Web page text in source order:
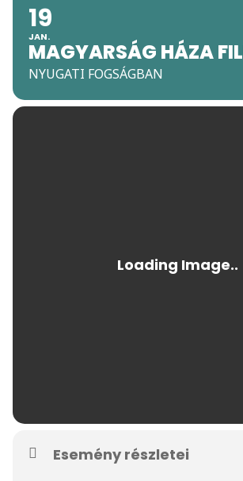
19
JAN.
MAGYARSÁG HÁZA
NYUGATI FOGSÁGBAN
Esemény részletei